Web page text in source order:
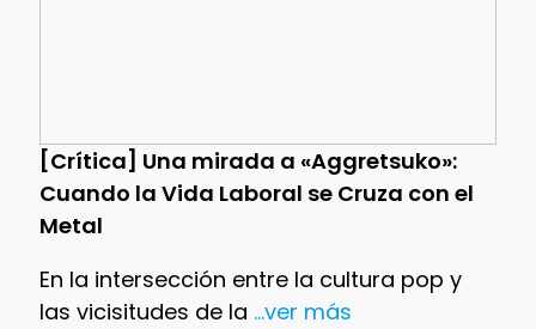
[Crítica] Una mirada a «Aggretsuko»:
Cuando la Vida Laboral se Cruza con el
Metal
En la intersección entre la cultura pop y
las vicisitudes de la ...ver más